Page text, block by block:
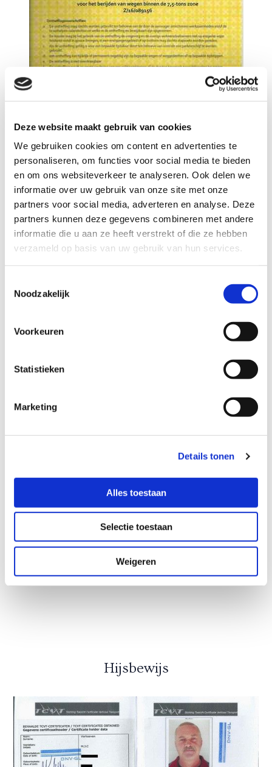
Deze website maakt gebruik van cookies
We gebruiken cookies om content en advertenties te
personaliseren, om functies voor social media te bieden
en om ons websiteverkeer te analyseren. Ook delen we
informatie over uw gebruik van onze site met onze
partners voor social media, adverteren en analyse. Deze
partners kunnen deze gegevens combineren met andere
informatie die u aan ze heeft verstrekt of die ze hebben
verzameld op basis van uw gebruik van hun services.
Noodzakelijk
Voorkeuren
Statistieken
Marketing
Details tonen
Alles toestaan
Selectie toestaan
Weigeren
TCVT
Hijsbewijs